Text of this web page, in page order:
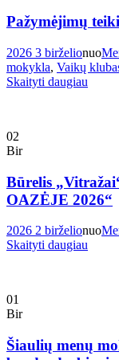
Pažymėjimų
2026 3 birželionuo
mokykla, Vaikų
Skaityti daugiau
02
Bir
Būrelis
OAZĖJE 2026“
2026 2 birželionuo
Skaityti daugiau
01
Bir
Šiaulių menų